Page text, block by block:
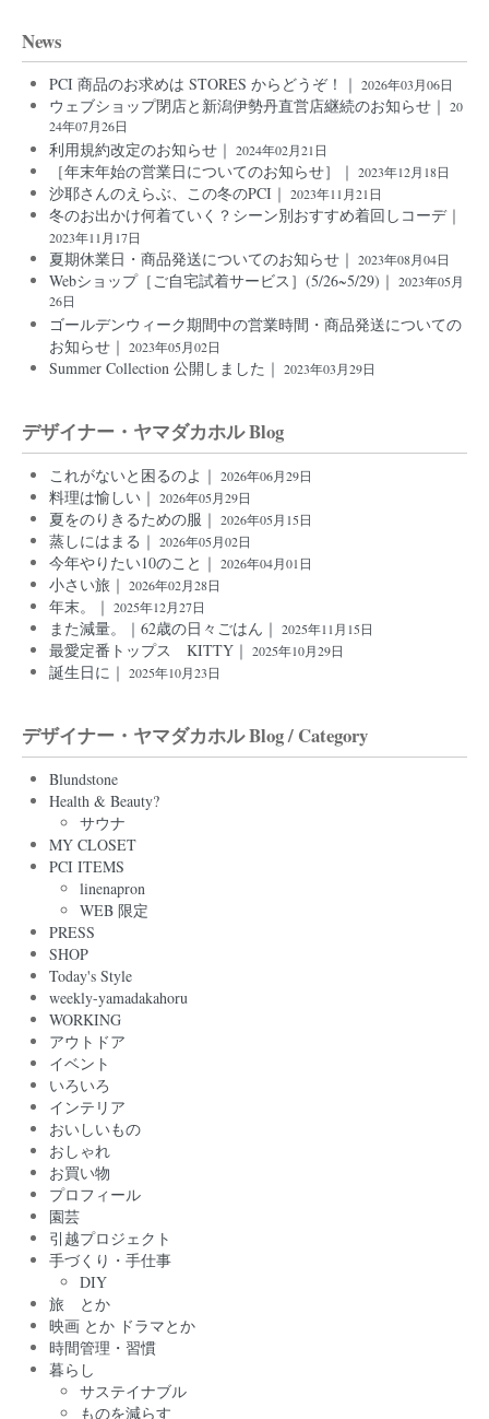
News
PCI 商品のお求めは STORES からどうぞ！｜ 2026年03月06日
ウェブショップ閉店と新潟伊勢丹直営店継続のお知らせ｜ 20
24年07月26日
利用規約改定のお知らせ｜ 2024年02月21日
［年末年始の営業日についてのお知らせ］｜ 2023年12月18日
沙耶さんのえらぶ、この冬のPCI｜ 2023年11月21日
冬のお出かけ何着ていく？シーン別おすすめ着回しコーデ｜
2023年11月17日
夏期休業日・商品発送についてのお知らせ｜ 2023年08月04日
Webショップ［ご自宅試着サービス］(5/26~5/29)｜ 2023年05月
26日
ゴールデンウィーク期間中の営業時間・商品発送についての
お知らせ｜ 2023年05月02日
Summer Collection 公開しました｜ 2023年03月29日
デザイナー・ヤマダカホル Blog
これがないと困るのよ｜ 2026年06月29日
料理は愉しい｜ 2026年05月29日
夏をのりきるための服｜ 2026年05月15日
蒸しにはまる｜ 2026年05月02日
今年やりたい10のこと｜ 2026年04月01日
小さい旅｜ 2026年02月28日
年末。｜ 2025年12月27日
また減量。｜62歳の日々ごはん｜ 2025年11月15日
最愛定番トップス KITTY｜ 2025年10月29日
誕生日に｜ 2025年10月23日
デザイナー・ヤマダカホル Blog / Category
Blundstone
Health & Beauty?
サウナ
MY CLOSET
PCI ITEMS
linenapron
WEB 限定
PRESS
SHOP
Today's Style
weekly-yamadakahoru
WORKING
アウトドア
イベント
いろいろ
インテリア
おいしいもの
おしゃれ
お買い物
プロフィール
園芸
引越プロジェクト
手づくり・手仕事
DIY
旅 とか
映画 とか ドラマとか
時間管理・習慣
暮らし
サステイナブル
ものを減らす